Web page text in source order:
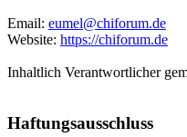
Email: eumel@chiforum.de
Website: https://chiforum.de
Inhaltlich Verantwortlicher
Haftungsausschluss